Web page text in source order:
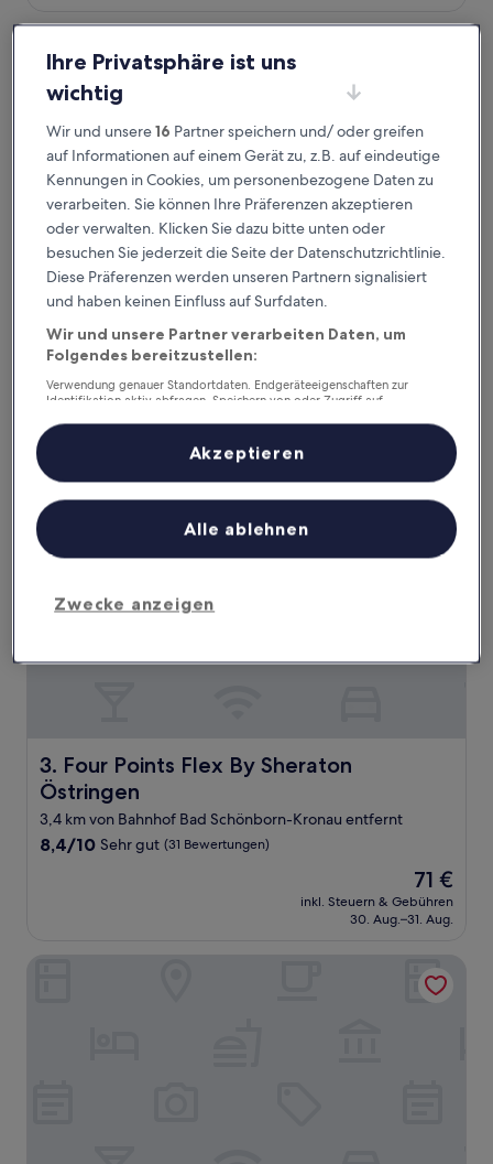
2. Hotel Häfner
Hotel Häfner
3.0-
Sterne-
2,1 km von Bahnhof Bad Schönborn-Kronau entfernt
7.8
von
Gut,
Bewertungen)
7,8/10 Gut (123 Bewertungen)
Preis
beträgt
inkl. Steuern & Gebühren
3. Four Points Flex By Sheraton
Östringen
Four Points Flex By Sheraton Östringen
3,4 km von Bahnhof Bad Schönborn-Kronau entfernt
8.4
Bewertungen)
8,4/10 Sehr gut (31 Bewertungen)
Der
Preis
beträgt
71 €
inkl. Steuern & Gebühren
30. Aug.–31. Aug.
Four Points Flex By Sheraton Östringen
Ihre Privatsphäre ist uns
wichtig
Wir und unsere16 Partner speichern und/ oder greifen
auf Informationen auf einem Gerät zu, z.B. auf eindeutige
Kennungen in Cookies, um personenbezogene Daten zu
verarbeiten. Sie können Ihre Präferenzen akzeptieren
oder verwalten. Klicken Sie dazu bitte unten oder
besuchen Sie jederzeit die Seite der Datenschutzrichtlinie.
Diese Präferenzen werden unseren Partnern signalisiert
und haben keinen Einfluss auf Surfdaten.
Wir und unsere Partner verarbeiten Daten, um
Folgendes bereitzustellen:
Verwendung genauer Standortdaten. Endgeräteeigenschaften zur
Identifikation aktiv abfragen. Speichern von oder Zugriff auf
Inhalte, Messung von Werbeleistung und der Performance von Inhalten,
Zielgruppenforschung sowie Entwicklung und Verbesserung von
Liste der Partner (Lieferanten)
Zwecke anzeigen
Alle ablehnen
Akzeptieren